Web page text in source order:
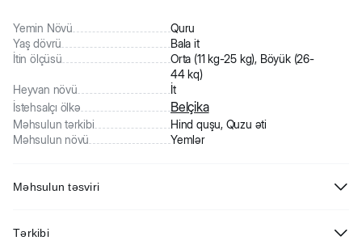
Yemin Növü
Quru
Yaş dövrü
Bala it
İtin ölçüsü
Orta (11 kg-25 kg), Böyük (26-
44 kq)
Heyvan növü
İt
İstehsalçı ölkə
Belçika
Məhsulun tərkibi
Hind quşu, Quzu əti
Məhsulun növü
Yemlər
Məhsulun təsviri
yem.Tam balanslaşdırılmış rasion. Tərkibində qarğıdalı, buğda,
Tərkibi